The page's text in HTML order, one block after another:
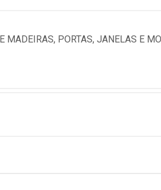
PORTAS, JANELAS E